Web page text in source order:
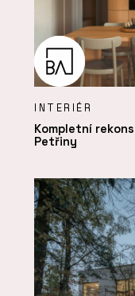
INTERIÉR
Kompletní
Petřiny